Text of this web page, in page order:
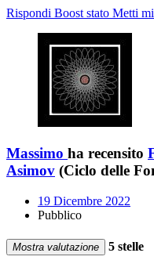
Rispondi Boost stato Metti
Massimo ha recensito
Asimov (Ciclo delle
19 Dicembre 2022
Pubblico
Mostra valutazione 5 stelle